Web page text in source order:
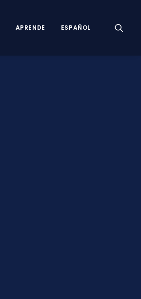
APRENDE ESPAÑOL